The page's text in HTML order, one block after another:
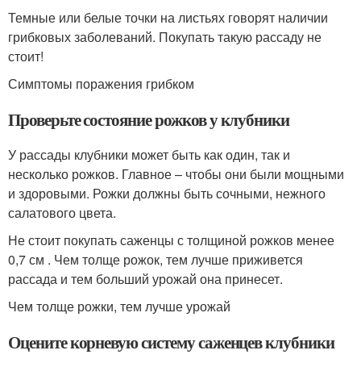
Темные или белые точки на листьях говорят наличии
грибковых заболеваний. Покупать такую рассаду не
стоит!
Симптомы поражения грибком
Проверьте состояние рожков у клубники
У рассады клубники может быть как один, так и
несколько рожков. Главное – чтобы они были мощными
и здоровыми. Рожки должны быть сочными, нежного
салатового цвета.
Не стоит покупать саженцы с толщиной рожков менее
0,7 см . Чем толще рожок, тем лучше приживется
рассада и тем больший урожай она принесет.
Чем толще рожки, тем лучше урожай
Оцените корневую систему саженцев клубники